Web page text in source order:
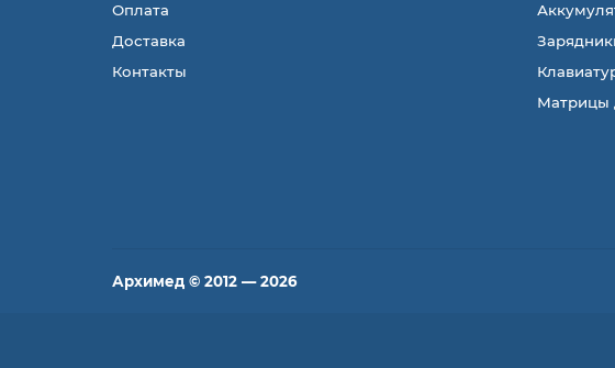
Оплата
Доставка
Контакты
Матрицы
Архимед © 2012 — 2026